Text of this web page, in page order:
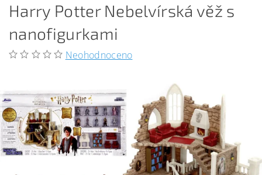
Harry Potter Nebelvírská věž s
nanofigurkami
Neohodnoceno